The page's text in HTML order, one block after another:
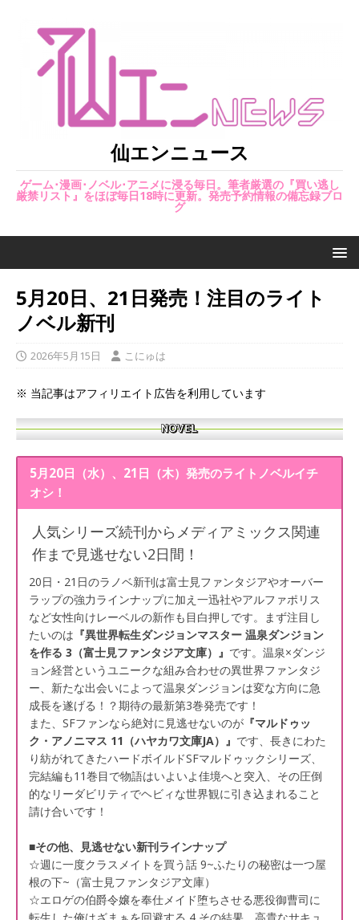
仙エンニュース
ゲーム･漫画･ノベル･アニメに浸る毎日。筆者厳選の『買い逃し
厳禁リスト』をほぼ毎日18時に更新。発売予約情報の備忘録ブロ
グ
5月20日、21日発売！注目のライト
ノベル新刊
2026年5月15日 こにゅは
※ 当記事はアフィリエイト広告を利用しています
5月20日（水）、21日（木）発売のライトノベルイチ
オシ！
人気シリーズ続刊からメディアミックス関連
作まで見逃せない2日間！
20日・21日のラノベ新刊は富士見ファンタジアやオーバー
ラップの強力ラインナップに加え一迅社やアルファポリス
など女性向けレーベルの新作も目白押しです。まず注目し
たいのは 『異世界転生ダンジョンマスター 温泉ダンジョン
を作る 3（富士見ファンタジア文庫）』 です。温泉×ダンジ
ョン経営というユニークな組み合わせの異世界ファンタジ
ー、新たな出会いによって温泉ダンジョンは変な方向に急
成長を遂げる！？期待の最新第3巻発売です！
また、SFファンなら絶対に見逃せないのが 『マルドゥッ
ク・アノニマス 11（ハヤカワ文庫JA）』 です、長きにわた
り紡がれてきたハードボイルドSFマルドゥックシリーズ、
完結編も11巻目で物語はいよいよ佳境へと突入、その圧倒
的なリーダビリティでヘビィな世界観に引き込まれること
請け合いです！
■その他、見逃せない新刊ラインナップ
☆週に一度クラスメイトを買う話 9~ふたりの秘密は一つ屋
根の下~（富士見ファンタジア文庫）
☆エロゲの伯爵令嬢を奉仕メイド堕ちさせる悪役御曹司に
転生した俺はざまぁを回避する 4 その結果、高貴なサキュ